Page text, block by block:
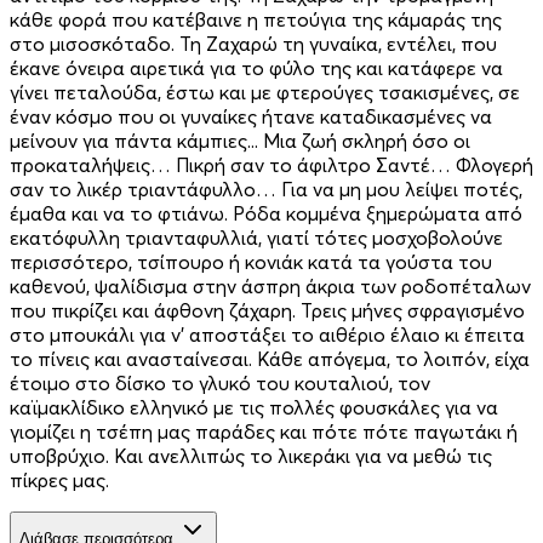
κάθε φορά που κατέβαινε η πετούγια της κάμαράς της
στο μισοσκόταδο. Τη Ζαχαρώ τη γυναίκα, εντέλει, που
έκανε όνειρα αιρετικά για το φύλο της και κατάφερε να
γίνει πεταλούδα, έστω και με φτερούγες τσακισμένες, σε
έναν κόσμο που οι γυναίκες ήτανε καταδικασμένες να
μείνουν για πάντα κάμπιες... Μια ζωή σκληρή όσο οι
προκαταλήψεις… Πικρή σαν το άφιλτρο Σαντέ… Φλογερή
σαν το λικέρ τριαντάφυλλο… Για να μη μου λείψει ποτές,
έμαθα και να το φτιάνω. Ρόδα κομμένα ξημερώματα από
εκατόφυλλη τρια­νταφυλλιά, γιατί τότες μοσχοβολούνε
περισσότερο, τσίπουρο ή κονιάκ κατά τα γούστα του
καθενού, ψαλίδισμα στην άσπρη άκρια των ροδοπέταλων
που πικρίζει και άφθονη ζάχαρη. Τρεις μήνες σφραγισμένο
στο μπουκάλι για ν’ αποστάξει το αιθέριο έλαιο κι έπειτα
το πίνεις και ανασταίνεσαι. Κάθε απόγεμα, το λοιπόν, είχα
έτοιμο στο δίσκο το γλυκό του κουταλιού, τον
καϊμακλίδικο ελληνικό με τις πολλές φουσκάλες για να
γιομίζει η τσέπη μας παράδες και πότε πότε παγωτάκι ή
υποβρύχιο. Και ανελλιπώς το λικεράκι για να μεθώ τις
πίκρες μας.
Διάβασε περισσότερα